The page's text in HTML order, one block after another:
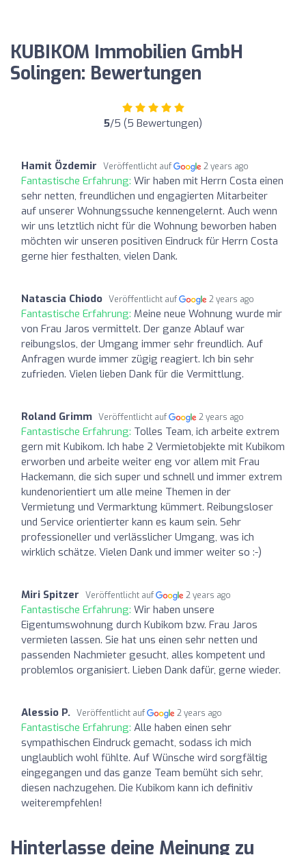
KUBIKOM Immobilien GmbH
Solingen: Bewertungen
5/5 (5 Bewertungen)
Hamit Özdemir Veröffentlicht auf 2 years ago
Fantastische Erfahrung: Wir haben mit Herrn Costa einen
sehr netten, freundlichen und engagierten Mitarbeiter
auf unserer Wohnungssuche kennengelernt. Auch wenn
wir uns letztlich nicht für die Wohnung beworben haben
möchten wir unseren positiven Eindruck für Herrn Costa
gerne hier festhalten, vielen Dank.
Natascia Chiodo Veröffentlicht auf 2 years ago
Fantastische Erfahrung: Meine neue Wohnung wurde mir
von Frau Jaros vermittelt. Der ganze Ablauf war
reibungslos, der Umgang immer sehr freundlich. Auf
Anfragen wurde immer zügig reagiert. Ich bin sehr
zufrieden. Vielen lieben Dank für die Vermittlung.
Roland Grimm Veröffentlicht auf 2 years ago
Fantastische Erfahrung: Tolles Team, ich arbeite extrem
gern mit Kubikom. Ich habe 2 Vermietobjekte mit Kubikom
erworben und arbeite weiter eng vor allem mit Frau
Hackemann, die sich super und schnell und immer extrem
kundenorientiert um alle meine Themen in der
Vermietung und Vermarktung kümmert. Reibungsloser
und Service orientierter kann es kaum sein. Sehr
professioneller und verlässlicher Umgang, was ich
wirklich schätze. Vielen Dank und immer weiter so :-)
Miri Spitzer Veröffentlicht auf 2 years ago
Fantastische Erfahrung: Wir haben unsere
Eigentumswohnung durch Kubikom bzw. Frau Jaros
vermieten lassen. Sie hat uns einen sehr netten und
passenden Nachmieter gesucht, alles kompetent und
problemlos organisiert. Lieben Dank dafür, gerne wieder.
Alessio P. Veröffentlicht auf 2 years ago
Fantastische Erfahrung: Alle haben einen sehr
sympathischen Eindruck gemacht, sodass ich mich
unglaublich wohl fühlte. Auf Wünsche wird sorgfältig
eingegangen und das ganze Team bemüht sich sehr,
diesen nachzugehen. Die Kubikom kann ich definitiv
weiterempfehlen!
Hinterlasse deine Meinung zu